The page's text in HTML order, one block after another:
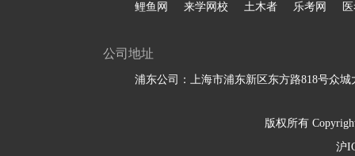
鲤鱼网 来学网校 土木者 乐考网
公司地址
浦东公司：上海市浦东新区东方路818号众城
版权所有
沪